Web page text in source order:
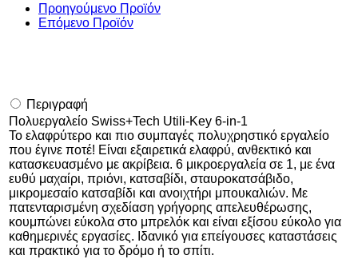
Προηγούμενο Προϊόν
Επόμενο Προϊόν
Περιγραφή
Πολυεργαλείο Swiss+Tech Utili-Key 6-in-1
Το ελαφρύτερο και πιο συμπαγές πολυχρηστικό εργαλείο
που έγινε ποτέ! Είναι εξαιρετικά ελαφρύ, ανθεκτικό και
κατασκευασμένο με ακρίβεια. 6 μικροεργαλεία σε 1, με ένα
ευθύ μαχαίρι, πριόνι, κατσαβίδι, σταυροκατσάβιδο,
μικρομεσαίο κατσαβίδι και ανοιχτήρι μπουκαλιών. Με
πατενταρισμένη σχεδίαση γρήγορης απελευθέρωσης,
κουμπώνει εύκολα στο μπρελόκ και είναι εξίσου εύκολο για
καθημερινές εργασίες. Ιδανικό για επείγουσες καταστάσεις
και πρακτικό για το δρόμο ή το σπίτι.